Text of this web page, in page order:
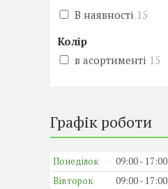
В наявності 15
Колір
в асортименті 15
Графік роботи
Понеділок 09:00
17:00
Вівторок
09:00
17:00